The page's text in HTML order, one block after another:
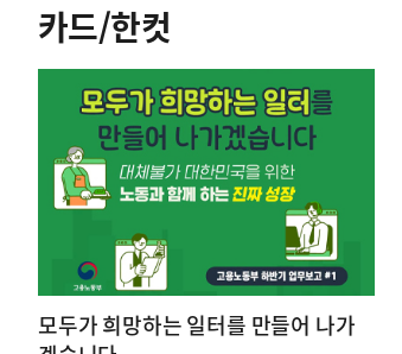
카드/한컷
모두가 희망하는 일터를 만들어 나가